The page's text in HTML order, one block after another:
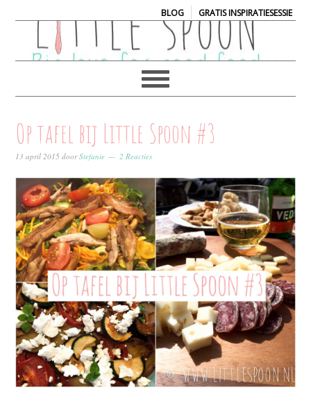
BLOG| GRATIS INSPIRATIESESSIE
Op tafel bij Little Spoon #3
13 april 2015 doorStefanie 2 Reacties